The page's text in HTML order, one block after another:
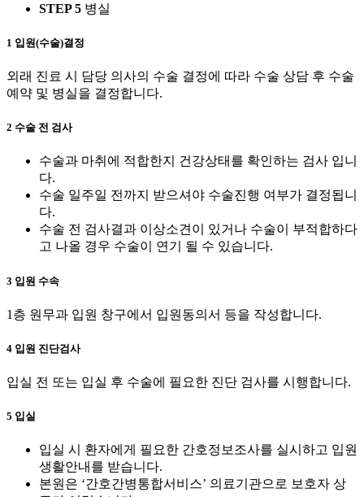
STEP 5 병실
1 입원(수술)결정
외래 진료 시 담당 의사의 수술 결정에 따라 수술 상담 후 수술
예약 및 병실을 결정합니다.
2 수술 전 검사
수술과 마취에 적합한지 건강상태를 확인하는 검사 입니
다.
수술 일주일 전까지 받으셔야 수술진행 여부가 결정됩니
다.
수술 전 검사결과 이상소견이 있거나 수술이 부적합하다
고 나올 경우 수술이 연기 될 수 있습니다.
3 입원 수속
1층 원무과 입원 창구에서 입원동의서 등을 작성합니다.
4 입원 진단검사
입실 전 또는 입실 후 수술에 필요한 진단 검사를 시행합니다.
5 입실
입실 시 환자에게 필요한 간호정보조사를 실시하고 입원
생활안내를 받습니다.
본원은 ‘간호간병통합서비스’ 의료기관으로 보호자 상